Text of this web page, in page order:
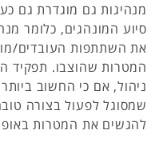
מנהיגות גם מוגדרת גם
סיוע המונהגים, כלומר
את השתתפות העובדים/
המטרות שהוצבו. תפקיד
ניהול, אם כי החשוב
שמסוגל לפעול בצורה
להגשים את המטרות